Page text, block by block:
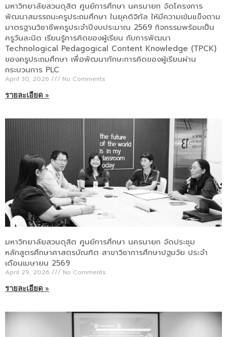
มหาวิทยาลัยสวนดุสิต ศูนย์การศึกษา นครนายก จัดโครงการ
พัฒนาสมรรถนะครูประถมศึกษา ในยุคดิจิทัล ให้มีความเข้มแข็งตาม
มาตรฐานวิชาชีพครูประจำปีงบประมาณ 2569 กิจกรรมพร้อมเป็น
ครูวันละนิด เรียนรู้การคิดของผู้เรียน กับการพัฒนา
Technological Pedagogical Content Knowledge (TPCK)
ของครูประถมศึกษา เพื่อพัฒนาทักษะการคิดของผู้เรียนผ่าน
กระบวนการ PLC
April 30, 2026
No Comments
รายละเอียด »
มหาวิทยาลัยสวนดุสิต ศูนย์การศึกษา นครนายก จัดประชุม
หลักสูตรศึกษาศาสตรบัณฑิต สาขาวิชาการศึกษาปฐมวัย ประจำ
เดือนเมษายน 2569
April 29, 2026
No Comments
รายละเอียด »